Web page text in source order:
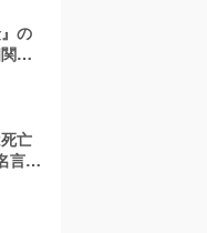
の
図
亡
言・